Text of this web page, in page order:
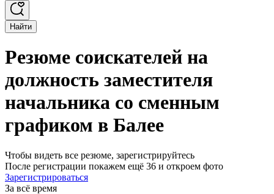
Найти
Резюме соискателей на
должность заместителя
начальника со сменным
графиком в Балее
Чтобы видеть все резюме, зарегистрируйтесь
После регистрации покажем ещё 36 и откроем фото
Зарегистрироваться
За всё время